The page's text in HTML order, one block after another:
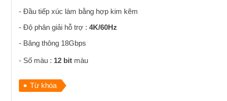
- Đầu tiếp xúc làm bằng hợp kim kẽm
- Độ phân giải hỗ trợ : 4K/60Hz
- Băng thông 18Gbps
- Số màu : 12 bit màu
Từ khóa